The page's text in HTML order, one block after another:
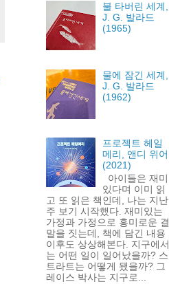
불 타버린 세계,
J. G. 발라드
(1965)
물에 잠긴 세계,
J. G. 발라드
(1962)
프로젝트 헤일
메리, 앤디 위어
(2021)
아이들은 재미
있다며 이미 읽
고 또 읽은 책인데, 나는 지난
주 보기 시작했다. 재미있는
가정과 가정으로 흥미로운 결
말을 짓는데, 책에 담긴 내용
이후도 상상해본다. 지구에서
는 어떤 일이 일어났을까? 스
트라트는 어떻게 됐을까? 그
레이스 박사는 지구로...